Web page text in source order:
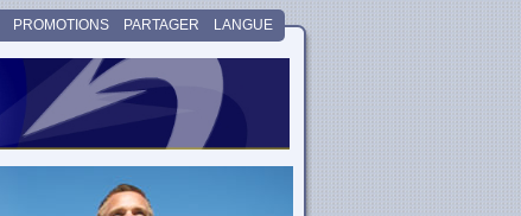
PROMOTIONS PARTAGER LANGUE